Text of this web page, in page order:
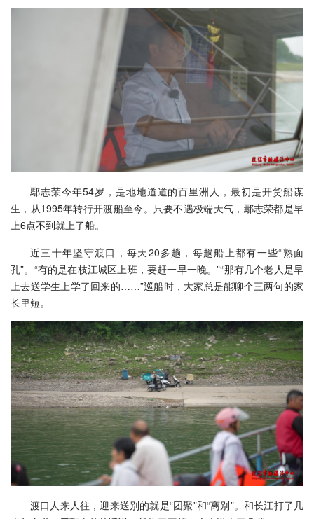
鄢志荣今年54岁，是地地道道的百里洲人，最初是开货船谋
生，从1995年转行开渡船至今。只要不遇极端天气，鄢志荣都是早
上6点不到就上了船。
近三十年坚守渡口，每天20多趟，每趟船上都有一些“熟面
孔”。“有的是在枝江城区上班，要赶一早一晚。”“那有几个老人是早
上去送学生上学了回来的……”巡船时，大家总是能聊个三两句的家
长里短。
渡口人来人往，迎来送别的就是“团聚”和“离别”。和长江打了几